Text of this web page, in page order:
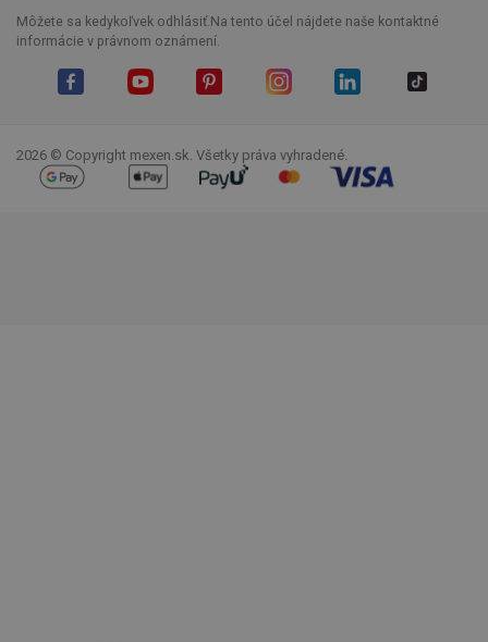
Môžete sa kedykoľvek odhlásiť.Na tento účel nájdete naše kontaktné
informácie v právnom oznámení.
2026 © Copyright mexen.sk. Všetky práva vyhradené.